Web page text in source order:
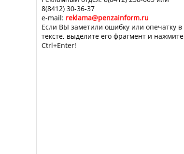
8(8412) 30-36-37
e-mail: reklama@penzainform.ru
Если ВЫ заметили ошибку или опечатку в
тексте, выделите его фрагмент и нажмите
Ctrl+Enter!